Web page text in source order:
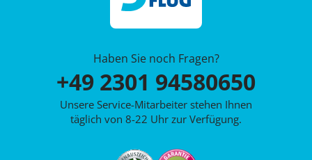
Haben Sie noch Fragen?
+49 2301 94580650
Unsere Service-Mitarbeiter stehen Ihnen
täglich von 8-22 Uhr zur Verfügung.